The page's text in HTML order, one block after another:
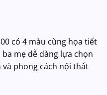
có 4 màu cùng họa tiết
mẹ dễ dàng lựa chọn
phong cách nội thất